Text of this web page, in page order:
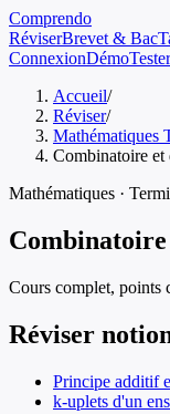
Comprendo
RéviserBrevet & Bac
ConnexionDémo
Accueil/
Réviser/
Mathématiques
Combinatoire et
Mathématiques ·
Cours complet, points
Réviser
Principe additif
k-uplets d'un